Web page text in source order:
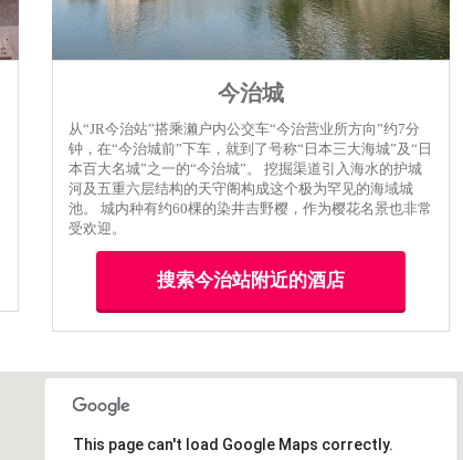
今治城
从“JR今治站”搭乘濑户内公交车“今治营业所方向”约7分
钟，在“今治城前”下车，就到了号称“日本三大海城”及“日
本百大名城”之一的“今治城”。 挖掘渠道引入海水的护城
河及五重六层结构的天守阁构成这个极为罕见的海域城
池。 城内种有约60棵的染井吉野樱，作为樱花名景也非常
受欢迎。
搜索今治站附近的酒店
This page can't load Google Maps correctly.